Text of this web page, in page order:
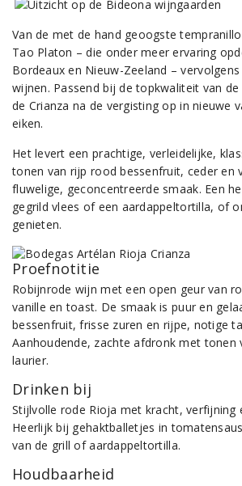
Van de met de hand geoogste
Tao Platon – die onder meer ervaring
Bordeaux en Nieuw-Zeeland –
wijnen. Passend bij de topkwaliteit van
de Crianza na de vergisting op in nieuwe
eiken.
Het levert een prachtige, verleidelijke,
tonen van rijp rood bessenfruit, ceder en
fluwelige, geconcentreerde smaak. Een
gegrild vlees of een aardappeltortilla, of
genieten.
Proefnotitie
Robijnrode wijn met een open geur van
vanille en toast. De smaak is puur en
bessenfruit, frisse zuren en rijpe, notige
Aanhoudende, zachte afdronk met tonen
laurier.
Drinken bij
Stijlvolle rode Rioja met kracht, verfijning
Heerlijk bij gehaktballetjes in
van de grill of aardappeltortilla.
Houdbaarheid